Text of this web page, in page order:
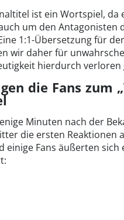
ist ein Wortspiel, da
um den Antagonisten
1:1-Übersetzung für
wir daher für
hierdurch verloren
die Fans zum
Minuten nach der
die ersten Reaktionen
einige Fans äußerten sich